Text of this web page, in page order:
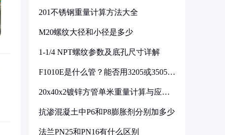
201不锈钢重量计算方法大全
M20螺纹大径和小径是多少
1-1/4 NPT螺纹参数及底孔尺寸详解
F1010E是什么管？能否用3205或3505代
20x40x2镀锌方管单米重量计算与应用
抗渗混凝土中P6和P8膨胀剂分别加多少
法兰PN25和PN16有什么区别